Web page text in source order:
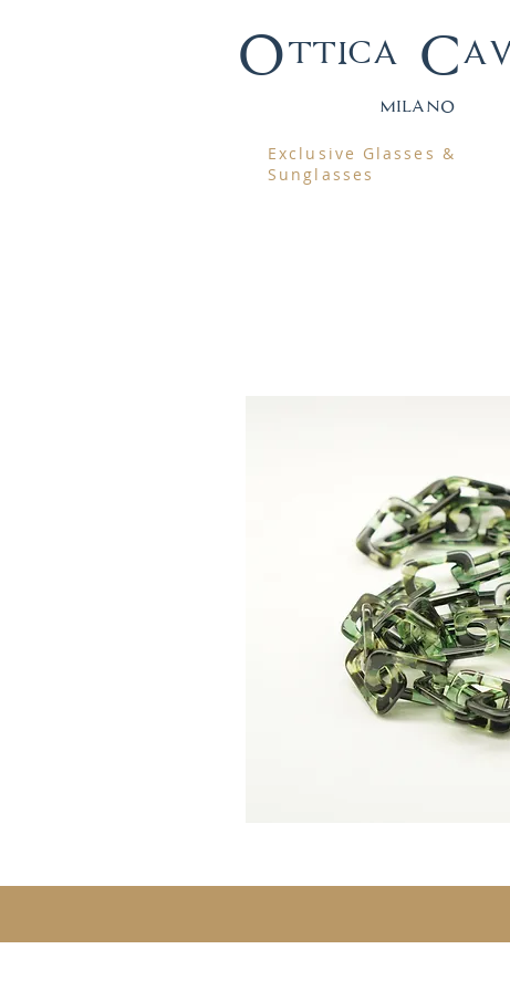
Ottica
milano
Exclusive Glasses &
Sunglasses